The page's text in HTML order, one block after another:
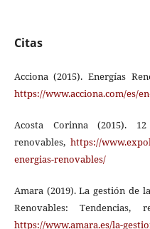
Citas
Acciona (2015). Energías
https://www.acciona.com/es/
Acosta Corinna (2015).
renovables,https://
energias-renovables/
Amara (2019). La gestión de
Renovables: Tendencias,
https://www.amara.es/la-